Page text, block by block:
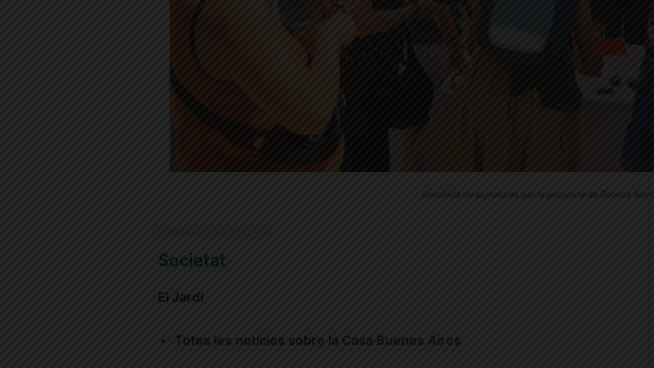
Recollida de signatures per la proposta de Buenos Aires
Societat
El Jardí
Totes les notícies sobre la Casa Buenos Aires